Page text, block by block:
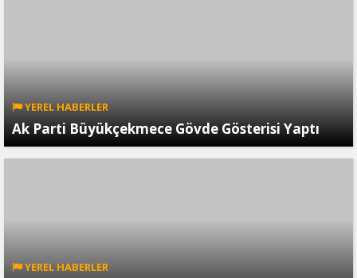
YEREL HABERLER
Ak Parti Büyükçekmece Gövde Gösterisi Yaptı
YEREL HABERLER